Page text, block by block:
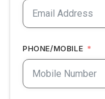
PHONE/MOBILE